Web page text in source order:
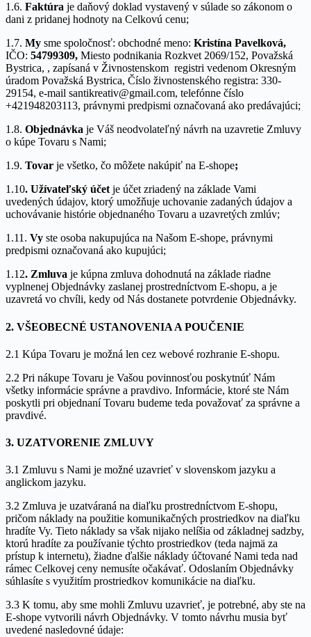
1.6. Faktúra je daňový doklad vystavený v súlade so zákonom o
dani z pridanej hodnoty na Celkovú cenu;
1.7. My sme spoločnosť: obchodné meno: Kristína Pavelková,
IČO: 54799309, Miesto podnikania Rozkvet 2069/152, Považská
Bystrica, , zapísaná v Živnostenskom registri vedenom Okresným
úradom Považská Bystrica, Číslo živnostenského registra: 330-
29154, e-mail santikreativ@gmail.com, telefónne číslo
+421948203113, právnymi predpismi označovaná ako predávajúci;
1.8. Objednávka je Váš neodvolateľný návrh na uzavretie Zmluvy
o kúpe Tovaru s Nami;
1.9. Tovar je všetko, čo môžete nakúpiť na E-shope;
1.10. Užívateľský účet je účet zriadený na základe Vami
uvedených údajov, ktorý umožňuje uchovanie zadaných údajov a
uchovávanie histórie objednaného Tovaru a uzavretých zmlúv;
1.11. Vy ste osoba nakupujúca na Našom E-shope, právnymi
predpismi označovaná ako kupujúci;
1.12. Zmluva je kúpna zmluva dohodnutá na základe riadne
vyplnenej Objednávky zaslanej prostredníctvom E-shopu, a je
uzavretá vo chvíli, kedy od Nás dostanete potvrdenie Objednávky.
2. VŠEOBECNÉ USTANOVENIA A POUČENIE
2.1 Kúpa Tovaru je možná len cez webové rozhranie E-shopu.
2.2 Pri nákupe Tovaru je Vašou povinnosťou poskytnúť Nám
všetky informácie správne a pravdivo. Informácie, ktoré ste Nám
poskytli pri objednaní Tovaru budeme teda považovať za správne a
pravdivé.
3. UZATVORENIE ZMLUVY
3.1 Zmluvu s Nami je možné uzavrieť v slovenskom jazyku a
anglickom jazyku.
3.2 Zmluva je uzatváraná na diaľku prostredníctvom E-shopu,
pričom náklady na použitie komunikačných prostriedkov na diaľku
hradíte Vy. Tieto náklady sa však nijako nelíšia od základnej sadzby,
ktorú hradíte za používanie týchto prostriedkov (teda najmä za
prístup k internetu), žiadne ďalšie náklady účtované Nami teda nad
rámec Celkovej ceny nemusíte očakávať. Odoslaním Objednávky
súhlasíte s využitím prostriedkov komunikácie na diaľku.
3.3 K tomu, aby sme mohli Zmluvu uzavrieť, je potrebné, aby ste na
E-shope vytvorili návrh Objednávky. V tomto návrhu musia byť
uvedené nasledovné údaje: